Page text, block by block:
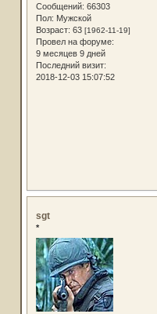
Сообщений: 66303
Пол: Мужской
Возраст: 63 [1962-11-19]
Провел на форуме:
9 месяцев 9 дней
Последний визит:
2018-12-03 15:07:52
sgt
*